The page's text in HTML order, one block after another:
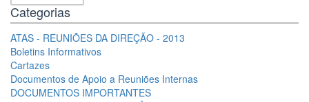
Categorias
ATAS - REUNIÕES DA DIREÇÃO - 2013
Boletins Informativos
Cartazes
Documentos de Apoio a Reuniões Internas
DOCUMENTOS IMPORTANTES